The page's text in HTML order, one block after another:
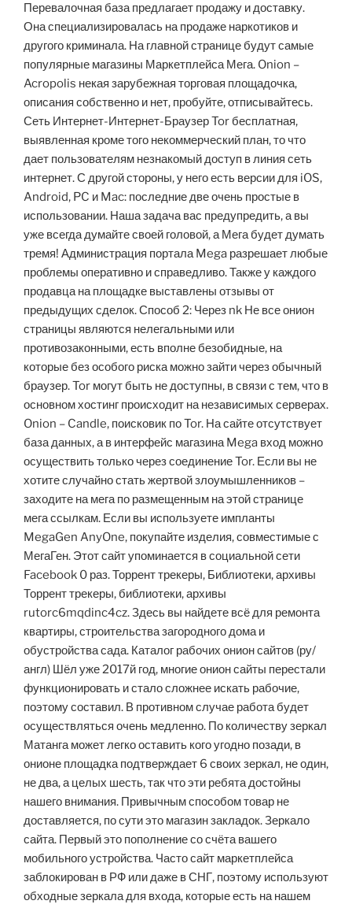
Перевалочная база предлагает продажу и доставку.
Она специализировалась на продаже наркотиков и
другого криминала. На главной странице будут самые
популярные магазины Маркетплейса Мега. Onion –
Acropolis некая зарубежная торговая площадочка,
описания собственно и нет, пробуйте, отписывайтесь.
Сеть Интернет-Интернет-Браузер Tor бесплатная,
выявленная кроме того некоммерческий план, то что
дает пользователям незнакомый доступ в линия сеть
интернет. С другой стороны, у него есть версии для iOS,
Android, PC и Mac: последние две очень простые в
использовании. Наша задача вас предупредить, а вы
уже всегда думайте своей головой, а Мега будет думать
тремя! Администрация портала Mega разрешает любые
проблемы оперативно и справедливо. Также у каждого
продавца на площадке выставлены отзывы от
предыдущих сделок. Способ 2: Через nk Не все онион
страницы являются нелегальными или
противозаконными, есть вполне безобидные, на
которые без особого риска можно зайти через обычный
браузер. Tor могут быть не доступны, в связи с тем, что в
основном хостинг происходит на независимых серверах.
Onion – Candle, поисковик по Tor. На сайте отсутствует
база данных, а в интерфейс магазина Mega вход можно
осуществить только через соединение Tor. Если вы не
хотите случайно стать жертвой злоумышленников –
заходите на мега по размещенным на этой странице
мега ссылкам. Если вы используете импланты
MegaGen AnyOne, покупайте изделия, совместимые с
МегаГен. Этот сайт упоминается в социальной сети
Facebook 0 раз. Торрент трекеры, Библиотеки, архивы
Торрент трекеры, библиотеки, архивы
rutorc6mqdinc4cz. Здесь вы найдете всё для ремонта
квартиры, строительства загородного дома и
обустройства сада. Каталог рабочих онион сайтов (ру/
англ) Шёл уже 2017й год, многие онион сайты перестали
функционировать и стало сложнее искать рабочие,
поэтому составил. В противном случае работа будет
осуществляться очень медленно. По количеству зеркал
Матанга может легко оставить кого угодно позади, в
онионе площадка подтверждает 6 своих зеркал, не один,
не два, а целых шесть, так что эти ребята достойны
нашего внимания. Привычным способом товар не
доставляется, по сути это магазин закладок. Зеркало
сайта. Первый это пополнение со счёта вашего
мобильного устройства. Часто сайт маркетплейса
заблокирован в РФ или даже в СНГ, поэтому используют
обходные зеркала для входа, которые есть на нашем